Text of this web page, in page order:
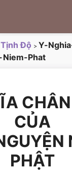
Độ > Y-
Phat
CỦA
PHẬT